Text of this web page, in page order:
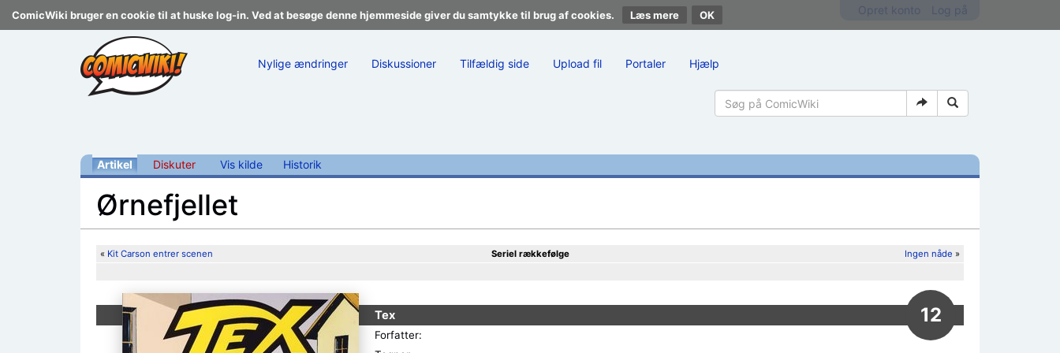
ComicWiki bruger en cookie til at huske log-in. Ved at besøge denne hjemmeside giver du samtykke til brug af cookies. Læs mere
Nylige ændringer Diskussioner Tilfældig side Upload fil Portaler Hjælp
Artikel Diskuter Vis kilde Historik
Ørnefjellet
« Kit Carson entrer scenen Seriel rækkefølge Ingen nåde »
Tex 12
Forfatter: